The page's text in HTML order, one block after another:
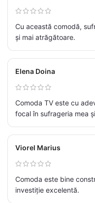
Cu această comodă,
și mai atrăgătoare.
Elena Doina
Comoda TV este cu
focal în sufrageria mea
Viorel Marius
Comoda este bine
investiție excelentă.